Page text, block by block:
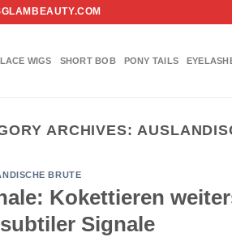
LACE WIGS SHORT BOB PONY TAILS
ARCHIVES:
BRUTE
Kokettieren
Signale